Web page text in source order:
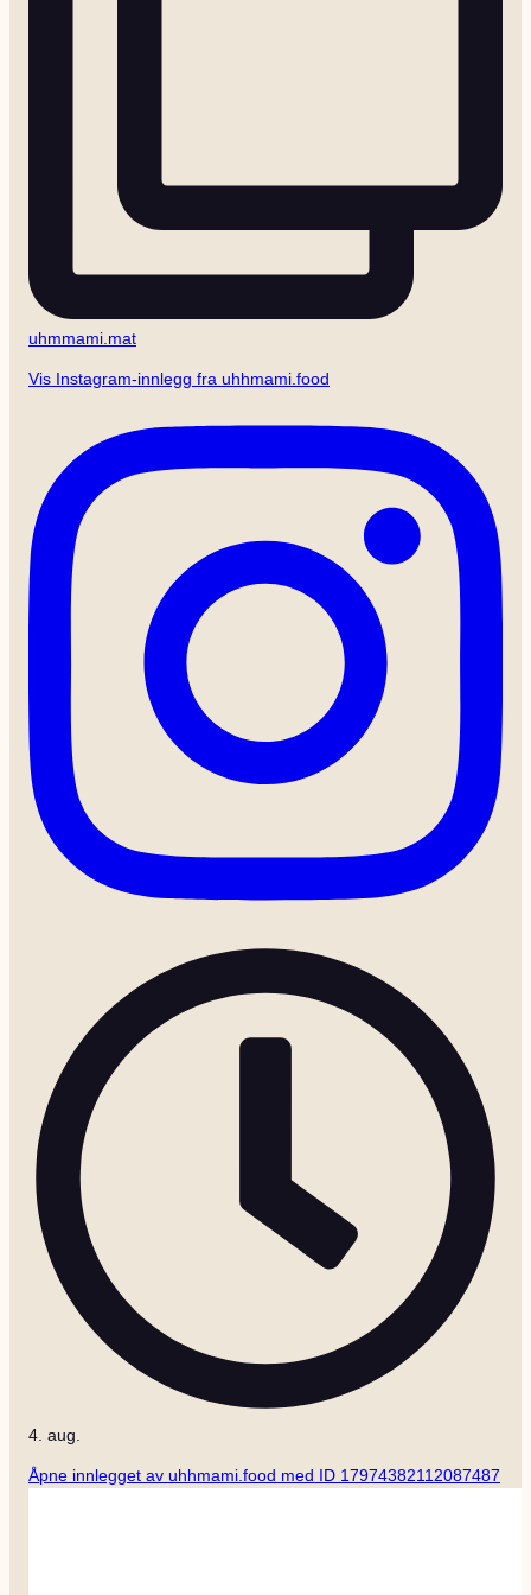
uhmmami.mat
Vis Instagram-innlegg fra uhhmami.food
4. aug.
Åpne innlegget av uhhmami.food med ID 17974382112087487